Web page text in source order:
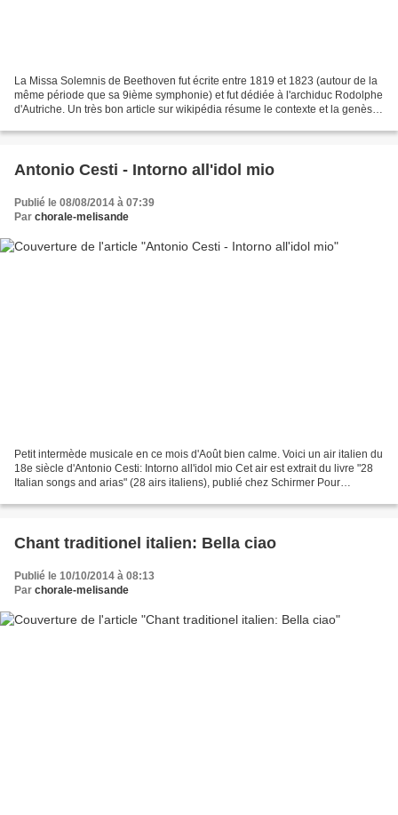
La Missa Solemnis de Beethoven fut écrite entre 1819 et 1823 (autour de la
même période que sa 9ième symphonie) et fut dédiée à l'archiduc Rodolphe
d'Autriche. Un très bon article sur wikipédia résume le contexte et la genèse
Antonio Cesti - Intorno all'idol mio
Publié le 08/08/2014 à 07:39
Par chorale-melisande
Petit intermède musicale en ce mois d'Août bien calme. Voici un air italien du
18e siècle d'Antonio Cesti: Intorno all'idol mio Cet air est extrait du livre "28
Italian songs and arias" (28 airs italiens), publié chez Schirmer Pour
Chant traditionel italien: Bella ciao
Publié le 10/10/2014 à 08:13
Par chorale-melisande